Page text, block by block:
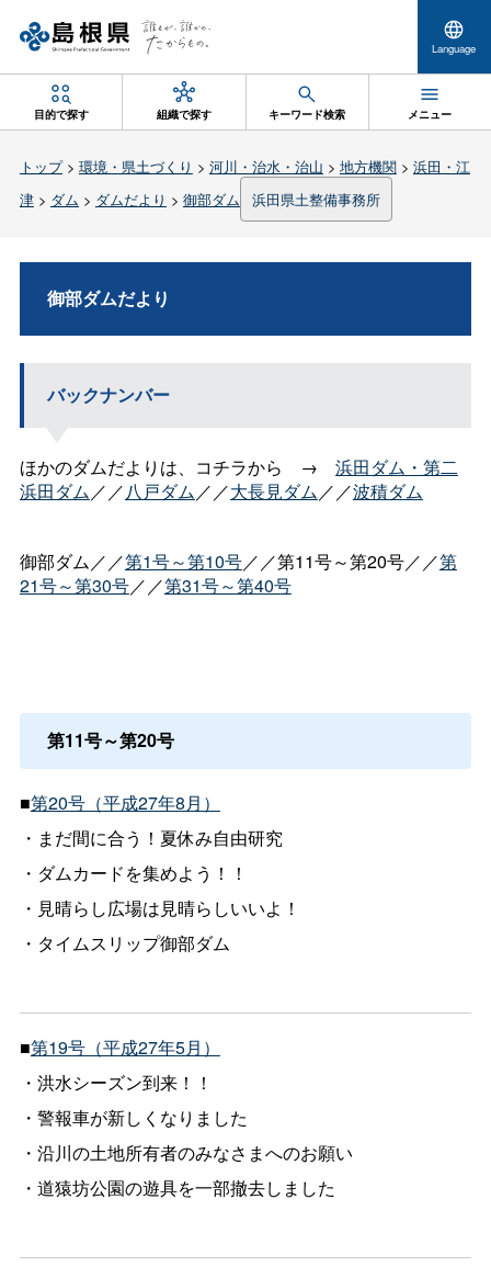
Language
目的で探す 組織で探す キーワード検索 メニュー
トップ> 環境・県土づくり > 河川・治水・治山 > 地方機関> 浜田・江
津> ダム > ダムだより > 御部ダム 浜田県土整備事務所
御部ダムだより
バックナンバー
ほかのダムだよりは、コチラから→ 浜田ダム・第二
浜田ダム ／／八戸ダム ／／大長見ダム ／／波積ダム
御部ダム／／第1号～第10号／／第11号～第20号／／第
21号～第30号／／第31号～第40号
第11号～第20号
■第20号（平成27年8月）
・まだ間に合う！夏休み自由研究
・ダムカードを集めよう！！
・見晴らし広場は見晴らしいいよ！
・タイムスリップ御部ダム
■第19号（平成27年5月）
・洪水シーズン到来！！
・警報車が新しくなりました
・沿川の土地所有者のみなさまへのお願い
・道猿坊公園の遊具を一部撤去しました